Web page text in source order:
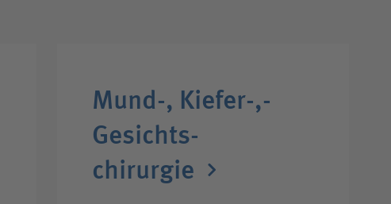
Mund-,­ Kiefer-,­
Gesichts­
chirurgie